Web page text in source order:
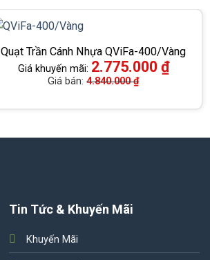
Quạt Trần Cánh Nhựa QViFa-400/Vàng
Giá khuyến mãi: 2.775.000 ₫
Giá bán:4.840.000₫
Tin Tức & Khuyến Mãi
Khuyến Mãi